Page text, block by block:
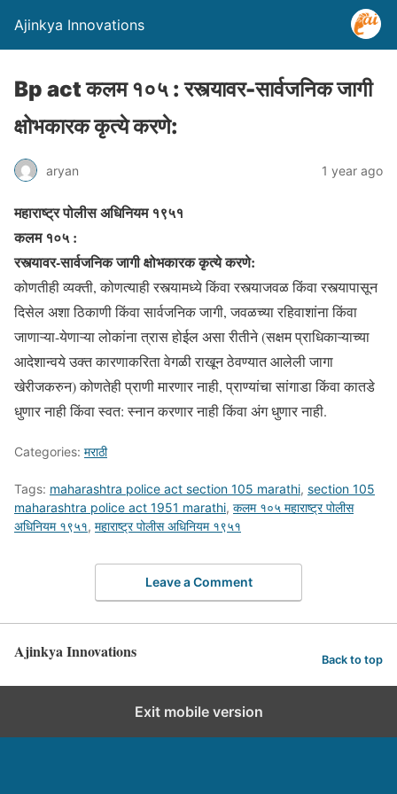
Ajinkya Innovations
Bp act कलम १०५ : रस्त्यावर-सार्वजनिक जागी
क्षोभकारक कृत्ये करणे:
aryan 1 year ago
महाराष्ट्र पोलीस अधिनियम १९५१
कलम १०५ :
रस्त्यावर-सार्वजनिक जागी क्षोभकारक कृत्ये करणे:
कोणतीही व्यक्ती, कोणत्याही रस्त्यामध्ये किंवा रस्त्याजवळ किंवा रस्त्यापासून
दिसेल अशा ठिकाणी किंवा सार्वजनिक जागी, जवळच्या रहिवाशांना किंवा
जाणाऱ्या-येणाऱ्या लोकांना त्रास होईल असा रीतीने (सक्षम प्राधिकाऱ्याच्या
आदेशान्वये उक्त कारणाकरिता वेगळी राखून ठेवण्यात आलेली जागा
खेरीजकरुन) कोणतेही प्राणी मारणार नाही, प्राण्यांचा सांगाडा किंवा कातडे
धुणार नाही किंवा स्वत: स्नान करणार नाही किंवा अंग धुणार नाही.
Categories: मराठी
Tags: maharashtra police act section 105 marathi, section 105
maharashtra police act 1951 marathi, कलम १०५ महाराष्ट्र पोलीस
अधिनियम १९५१, महाराष्ट्र पोलीस अधिनियम १९५१
Leave a Comment
Ajinkya Innovations Back to top
Exit mobile version